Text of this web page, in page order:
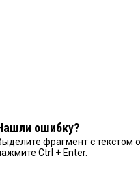
ошибку?
фрагмент с текстом
Ctrl + Enter.